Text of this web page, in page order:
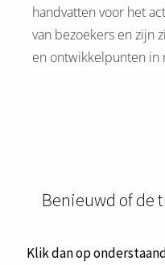
handvatten voor het
van bezoekers en zijn
en ontwikkelpunten in
Benieuwd of de
Klik dan op